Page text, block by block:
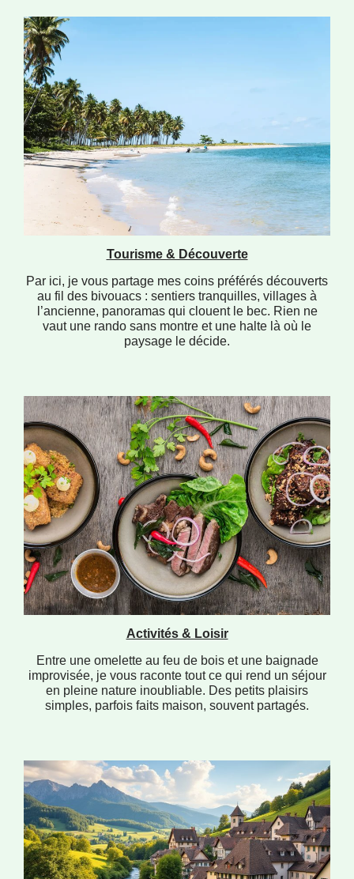
Tourisme & Découverte
Par ici, je vous partage mes coins préférés découverts
au fil des bivouacs : sentiers tranquilles, villages à
l’ancienne, panoramas qui clouent le bec. Rien ne
vaut une rando sans montre et une halte là où le
paysage le décide.
Activités & Loisir
Entre une omelette au feu de bois et une baignade
improvisée, je vous raconte tout ce qui rend un séjour
en pleine nature inoubliable. Des petits plaisirs
simples, parfois faits maison, souvent partagés.